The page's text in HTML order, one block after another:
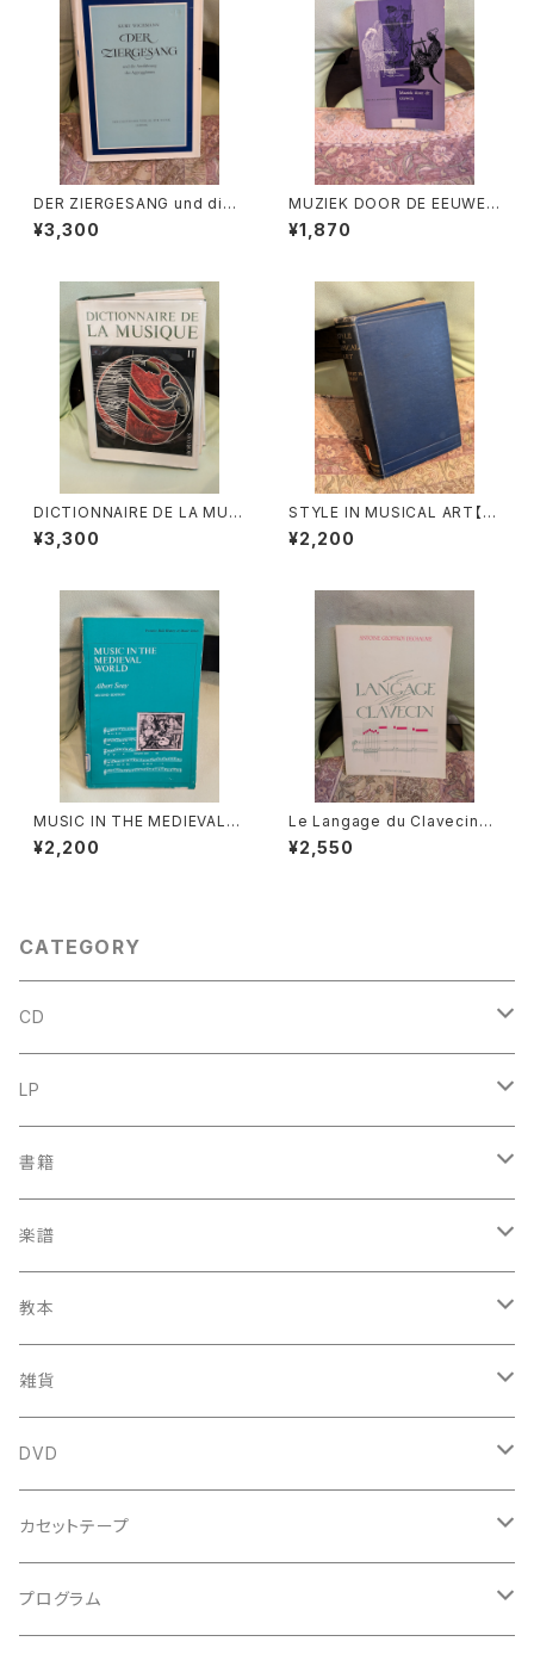
DER ZIERGESANG und die
Ausfuhrung der Appoggiat
ura【著者：Kurt Wichmann】出
¥3,300
MUZIEK DOOR DE EEUWEN
3【著者：DRS.W.C.M.KLOPPE
NBURG】出版社：Broekmans
¥1,870
DICTIONNAIRE DE LA MUSI
QUE Ⅱ:les mens et leurs
œuvres『音楽辞典：人物とその
¥3,300
STYLE IN MUSICAL ART【著
者：C. HUBERT H.PARRY】出
版社：MACMILLAN AND CO,
¥2,200
MUSIC IN THE MEDIEVAL
WORLD【著者：Albert Seay】
出版社：PRENTICE-HALL, IN
¥2,200
Le Langage du Clavecin
【著者：ANTOINE GEOFFROY
DECHAUME】出版社：EDITIO
¥2,550
CATEGORY
CD
古楽
中古CD
鍋島元子関連CD
古楽以外
中古CD
LP
古楽
中古LP
鍋島元子関連LP
古楽以外
中古LP
書籍
古楽関係
中古本
新古本
古楽以外
中古本
中古本
楽譜
古楽関係
スコア
鍵盤用
古楽以外
スコア
教本
古楽関係
古楽以外
雑貨
トートバッグ
バロック
ルネサンス
DVD
古楽
古楽以外
カセットテープ
古楽
プログラム